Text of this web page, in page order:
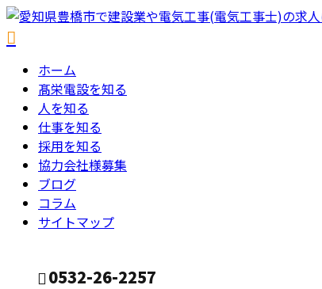
ホーム
髙栄電設を知る
人を知る
仕事を知る
採用を知る
協力会社様募集
ブログ
コラム
サイトマップ
0532-26-2257